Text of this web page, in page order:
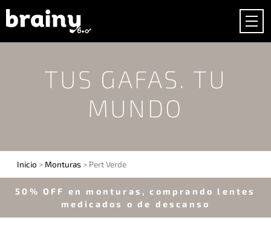
TUS GAFAS. TU
MUNDO
Inicio > Monturas > Pert Verde
50% OFF en monturas, comprando lentes
medicados o de descanso